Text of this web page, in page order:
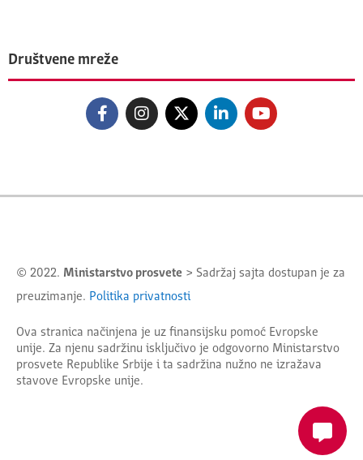
Društvene mreže
© 2022. Ministarstvo prosvete > Sadržaj sajta dostupan je za
preuzimanje. Politika privatnosti
Ova stranica načinjena je uz finansijsku pomoć Evropske
unije. Za njenu sadržinu isključivo je odgovorno Ministarstvo
prosvete Republike Srbije i ta sadržina nužno ne izražava
stavove Evropske unije.